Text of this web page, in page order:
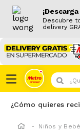
Descubre
delivery
¿Que
¿Cómo quieres
Niños y